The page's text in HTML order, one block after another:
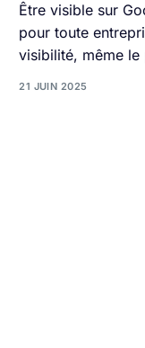
Être visible sur
pour toute
visibilité, même
21 JUIN 2025